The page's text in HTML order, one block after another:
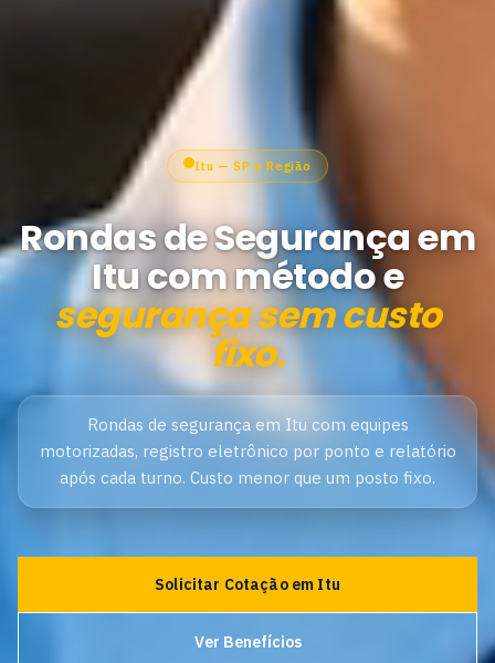
Itu — SP e Região
Rondas de Segurança em
Itu com método e
segurança sem custo
fixo.
Rondas de segurança em Itu com equipes
motorizadas, registro eletrônico por ponto e relatório
após cada turno. Custo menor que um posto fixo.
Solicitar Cotação em Itu
Ver Benefícios